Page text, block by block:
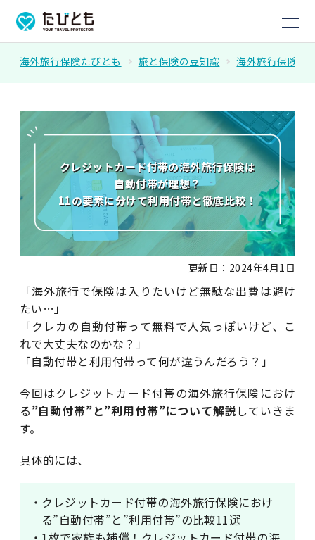
海外旅行保険たびとも 旅と保険の豆知識 海外旅行保険
クレジットカード付帯の海外旅行保険は
自動付帯が理想？
11の要素に分けて利用付帯と徹底比較！
更新日：2024年4月1日
「海外旅行で保険は入りたいけど無駄な出費は避け
たい…」
「クレカの自動付帯って無料で人気っぽいけど、こ
れで大丈夫なのかな？」
「自動付帯と利用付帯って何が違うんだろう？」
今回はクレジットカード付帯の海外旅行保険におけ
る”自動付帯”と”利用付帯”について解説していきま
す。
具体的には、
・クレジットカード付帯の海外旅行保険におけ
る”自動付帯”と”利用付帯”の比較11選